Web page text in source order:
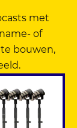
met
of
bouwen,